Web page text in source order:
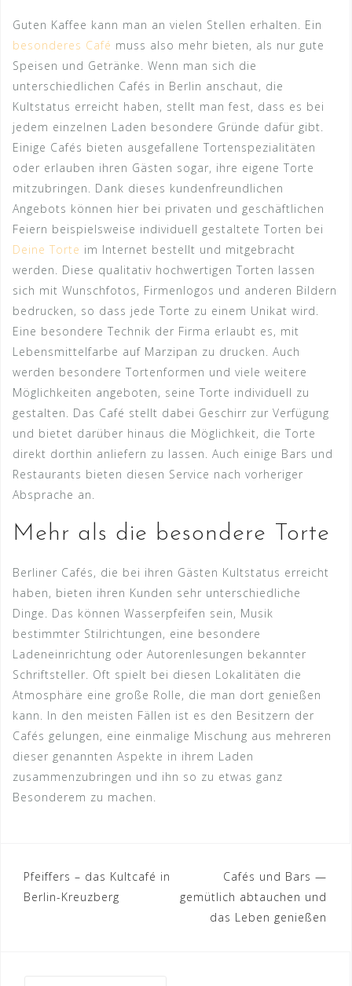
Guten Kaffee kann man an vielen Stellen erhalten. Ein
besonderes Café muss also mehr bieten, als nur gute
Speisen und Getränke. Wenn man sich die
unterschiedlichen Cafés in Berlin anschaut, die
Kultstatus erreicht haben, stellt man fest, dass es bei
jedem einzelnen Laden besondere Gründe dafür gibt.
Einige Cafés bieten ausgefallene Tortenspezialitäten
oder erlauben ihren Gästen sogar, ihre eigene Torte
mitzubringen. Dank dieses kundenfreundlichen
Angebots können hier bei privaten und geschäftlichen
Feiern beispielsweise individuell gestaltete Torten bei
Deine Torte im Internet bestellt und mitgebracht
werden. Diese qualitativ hochwertigen Torten lassen
sich mit Wunschfotos, Firmenlogos und anderen Bildern
bedrucken, so dass jede Torte zu einem Unikat wird.
Eine besondere Technik der Firma erlaubt es, mit
Lebensmittelfarbe auf Marzipan zu drucken. Auch
werden besondere Tortenformen und viele weitere
Möglichkeiten angeboten, seine Torte individuell zu
gestalten. Das Café stellt dabei Geschirr zur Verfügung
und bietet darüber hinaus die Möglichkeit, die Torte
direkt dorthin anliefern zu lassen. Auch einige Bars und
Restaurants bieten diesen Service nach vorheriger
Absprache an.
Mehr als die besondere Torte
Berliner Cafés, die bei ihren Gästen Kultstatus erreicht
haben, bieten ihren Kunden sehr unterschiedliche
Dinge. Das können Wasserpfeifen sein, Musik
bestimmter Stilrichtungen, eine besondere
Ladeneinrichtung oder Autorenlesungen bekannter
Schriftsteller. Oft spielt bei diesen Lokalitäten die
Atmosphäre eine große Rolle, die man dort genießen
kann. In den meisten Fällen ist es den Besitzern der
Cafés gelungen, eine einmalige Mischung aus mehreren
dieser genannten Aspekte in ihrem Laden
zusammenzubringen und ihn so zu etwas ganz
Besonderem zu machen.
Beitragsnavigation
Pfeiffers – das Kultcafé in
Berlin-Kreuzberg
Cafés und Bars —
gemütlich abtauchen und
das Leben genießen